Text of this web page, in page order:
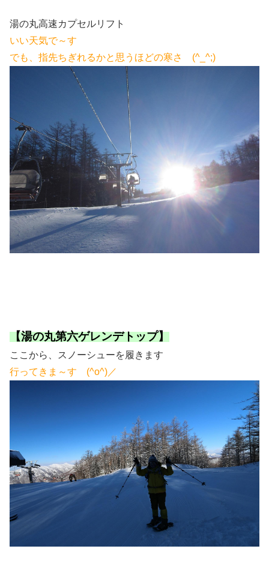
湯の丸高速カプセルリフト
いい天気で～す
でも、指先ちぎれるかと思うほどの寒さ (^_^;)
【湯の丸第六ゲレンデトップ】
ここから、スノーシューを履きます
行ってきま～す (^o^)／